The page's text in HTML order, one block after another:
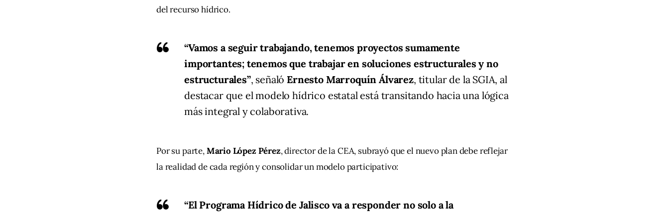
del recurso hídrico.
“Vamos a seguir trabajando, tenemos proyectos sumamente
importantes; tenemos que trabajar en soluciones estructurales y no
estructurales”, señaló Ernesto Marroquín Álvarez, titular de la SGIA, al
destacar que el modelo hídrico estatal está transitando hacia una lógica
más integral y colaborativa.
Por su parte, Mario López Pérez, director de la CEA, subrayó que el nuevo plan debe reflejar
la realidad de cada región y consolidar un modelo participativo:
“El Programa Hídrico de Jalisco va a responder no solo a la